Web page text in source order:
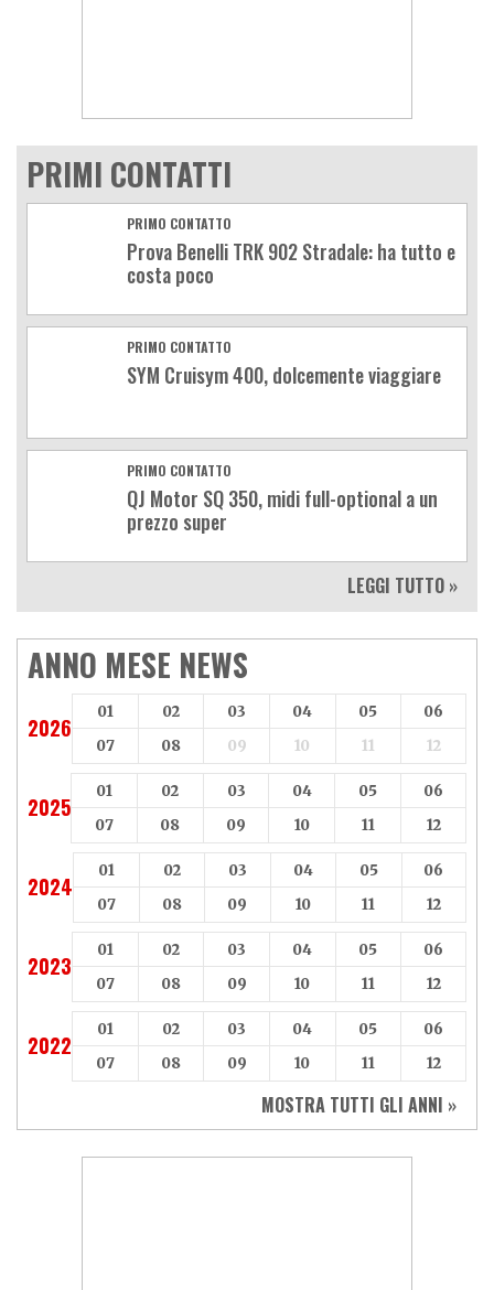
PRIMI CONTATTI
PRIMO CONTATTO
Prova Benelli TRK 902 Stradale: ha tutto e
costa poco
PRIMO CONTATTO
SYM Cruisym 400, dolcemente viaggiare
PRIMO CONTATTO
QJ Motor SQ 350, midi full-optional a un
prezzo super
LEGGI TUTTO »
ANNO MESE NEWS
2026
01 02 03 04 05
06
07
08 09 10 11 12
2025
01 02 03 04 05
06
07
08 09 10 11 12
2024
01 02 03 04 05
06
07
08 09 10 11 12
2023
01 02 03 04 05
06
07
08 09 10 11 12
2022
01 02 03 04 05
06
07
08 09 10 11 12
MOSTRA TUTTI GLI ANNI »